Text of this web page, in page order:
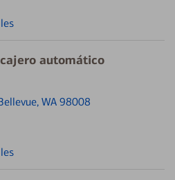
automático
WA 98008